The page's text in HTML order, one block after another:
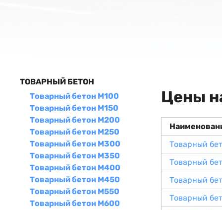
ТОВАРНЫЙ БЕТОН
Товарный бетон М100
Товарный бетон М150
Товарный бетон М200
Товарный бетон М250
Товарный бетон М300
Товарный бетон М350
Товарный бетон М400
Товарный бетон М450
Товарный бетон М550
Товарный бетон М600
Цены
Товарный
Товарный
Товарный
Товарный